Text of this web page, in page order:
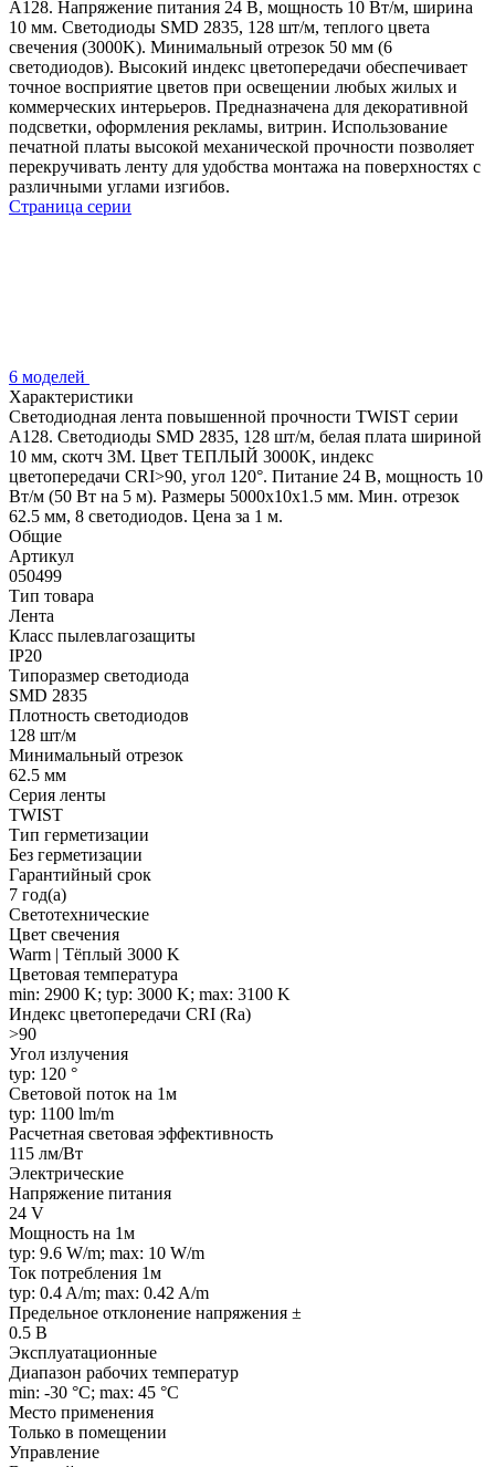
A128. Напряжение питания 24 В, мощность 10 Вт/м, ширина
10 мм. Светодиоды SMD 2835, 128 шт/м, теплого цвета
свечения (3000K). Минимальный отрезок 50 мм (6
светодиодов). Высокий индекс цветопередачи обеспечивает
точное восприятие цветов при освещении любых жилых и
коммерческих интерьеров. Предназначена для декоративной
подсветки, оформления рекламы, витрин. Использование
печатной платы высокой механической прочности позволяет
перекручивать ленту для удобства монтажа на поверхностях с
различными углами изгибов.
Страница серии
6 моделей
Характеристики
Светодиодная лента повышенной прочности TWIST серии
A128. Светодиоды SMD 2835, 128 шт/м, белая плата шириной
10 мм, скотч 3M. Цвет ТЕПЛЫЙ 3000K, индекс
цветопередачи CRI>90, угол 120°. Питание 24 В, мощность 10
Вт/м (50 Вт на 5 м). Размеры 5000x10x1.5 мм. Мин. отрезок
62.5 мм, 8 светодиодов. Цена за 1 м.
Общие
Артикул
050499
Тип товара
Лента
Класс пылевлагозащиты
IP20
Типоразмер светодиода
SMD 2835
Плотность светодиодов
128 шт/м
Минимальный отрезок
62.5 мм
Серия ленты
TWIST
Тип герметизации
Без герметизации
Гарантийный срок
7 год(а)
Светотехнические
Цвет свечения
Warm | Тёплый 3000 K
Цветовая температура
min: 2900 K; typ: 3000 K; max: 3100 K
Индекс цветопередачи CRI (Ra)
>90
Угол излучения
typ: 120 °
Световой поток на 1м
typ: 1100 lm/m
Расчетная световая эффективность
115 лм/Вт
Электрические
Напряжение питания
24 V
Мощность на 1м
typ: 9.6 W/m; max: 10 W/m
Ток потребления 1м
typ: 0.4 A/m; max: 0.42 A/m
Предельное отклонение напряжения ±
0.5 В
Эксплуатационные
Диапазон рабочих температур
min: -30 °C; max: 45 °C
Место применения
Только в помещении
Управление